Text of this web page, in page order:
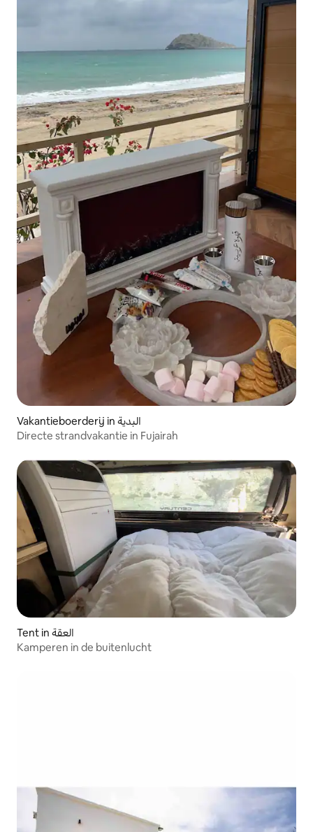
Vakantieboerderij in البدية
Directe strandvakantie in Fujairah
Tent in العقة
Kamperen in de buitenlucht